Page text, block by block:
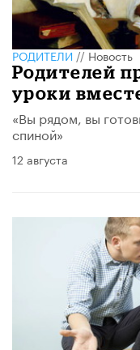
РОДИТЕЛИ//Новость
Родителей
уроки
«Вы рядом, вы
спиной»
12 августа